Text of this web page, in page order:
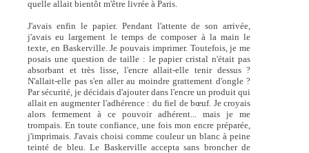
quelle allait bientôt m'être livrée à Paris.
J'avais enfin le papier. Pendant l'attente de son arrivée,
j'avais eu largement le temps de composer à la main le
texte, en Baskerville. Je pouvais imprimer. Toutefois, je me
posais une question de taille : le papier cristal n'était pas
absorbant et très lisse, l'encre allait-elle tenir dessus ?
N'allait-elle pas s'en aller au moindre grattement d'ongle ?
Par sécurité, je décidais d'ajouter dans l'encre un produit qui
allait en augmenter l'adhérence : du fiel de bœuf. Je croyais
alors fermement à ce pouvoir adhérent... mais je me
trompais. En toute confiance, une fois mon encre préparée,
j'imprimais. J'avais choisi comme couleur un blanc à peine
teinté de bleu. Le Baskerville accepta sans broncher de